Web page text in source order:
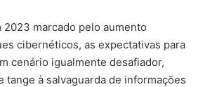
marcado pelo aumento
cibernéticos, as expectativas para
cenário igualmente desafiador,
tange à salvaguarda de informações